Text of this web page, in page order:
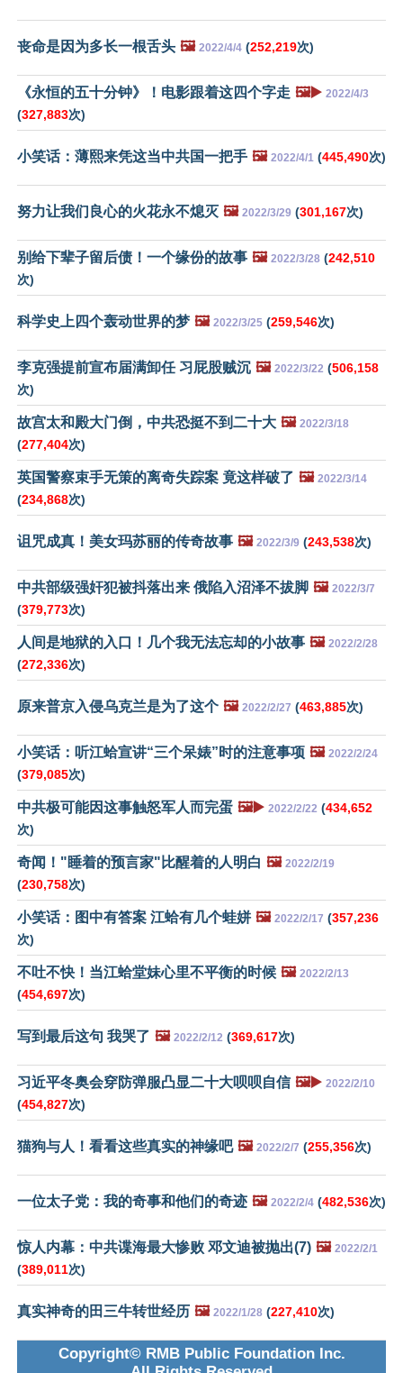
丧命是因为多长一根舌头 🖼️ 2022/4/4 (252,219次)
《永恒的五十分钟》！电影跟着这四个字走 🖼️▶️ 2022/4/3
(327,883次)
小笑话：薄熙来凭这当中共国一把手 🖼️ 2022/4/1 (445,490次)
努力让我们良心的火花永不熄灭 🖼️ 2022/3/29 (301,167次)
别给下辈子留后债！一个缘份的故事 🖼️ 2022/3/28 (242,510
次)
科学史上四个轰动世界的梦 🖼️ 2022/3/25 (259,546次)
李克强提前宣布届满卸任 习屁股贼沉 🖼️ 2022/3/22 (506,158
次)
故宫太和殿大门倒，中共恐挺不到二十大 🖼️ 2022/3/18
(277,404次)
英国警察束手无策的离奇失踪案 竟这样破了 🖼️ 2022/3/14
(234,868次)
诅咒成真！美女玛苏丽的传奇故事 🖼️ 2022/3/9 (243,538次)
中共部级强奸犯被抖落出来 俄陷入沼泽不拔脚 🖼️ 2022/3/7
(379,773次)
人间是地狱的入口！几个我无法忘却的小故事 🖼️ 2022/2/28
(272,336次)
原来普京入侵乌克兰是为了这个 🖼️ 2022/2/27 (463,885次)
小笑话：听江蛤宣讲“三个呆婊”时的注意事项 🖼️ 2022/2/24
(379,085次)
中共极可能因这事触怒军人而完蛋 🖼️▶️ 2022/2/22 (434,652
次)
奇闻！"睡着的预言家"比醒着的人明白 🖼️ 2022/2/19
(230,758次)
小笑话：图中有答案 江蛤有几个蛙姘 🖼️ 2022/2/17 (357,236
次)
不吐不快！当江蛤堂妹心里不平衡的时候 🖼️ 2022/2/13
(454,697次)
写到最后这句 我哭了 🖼️ 2022/2/12 (369,617次)
习近平冬奥会穿防弹服凸显二十大呗呗自信 🖼️▶️ 2022/2/10
(454,827次)
猫狗与人！看看这些真实的神缘吧 🖼️ 2022/2/7 (255,356次)
一位太子党：我的奇事和他们的奇迹 🖼️ 2022/2/4 (482,536次)
惊人内幕：中共谍海最大惨败 邓文迪被抛出(7) 🖼️ 2022/2/1
(389,011次)
真实神奇的田三牛转世经历 🖼️ 2022/1/28 (227,410次)
Copyright© RMB Public Foundation Inc.